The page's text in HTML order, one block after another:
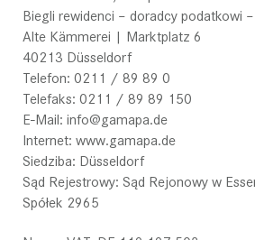
Biegli rewidenci – doradcy podatkowi
Alte Kämmerei | Marktplatz 6
40213 Düsseldorf
Telefon: 0211 / 89 89 0
Telefaks: 0211 / 89 89 150
E-Mail: info@gamapa.de
Internet: www.gamapa.de
Siedziba: Düsseldorf
Sąd Rejestrowy: Sąd Rejonowy w
Spółek 2965